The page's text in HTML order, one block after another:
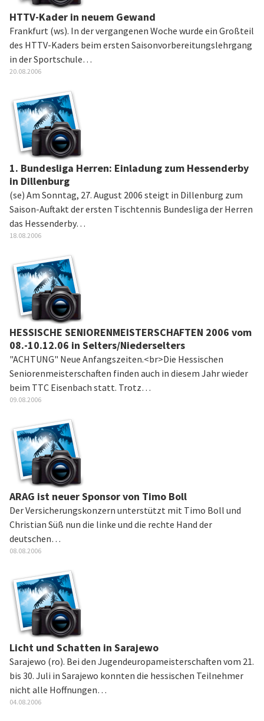
HTTV-Kader in neuem Gewand
Frankfurt (ws). In der vergangenen Woche wurde ein Großteil
des HTTV-Kaders beim ersten Saisonvorbereitungslehrgang
in der Sportschule…
20.08.2006
1. Bundesliga Herren: Einladung zum Hessenderby
in Dillenburg
(se) Am Sonntag, 27. August 2006 steigt in Dillenburg zum
Saison-Auftakt der ersten Tischtennis Bundesliga der Herren
das Hessenderby…
18.08.2006
HESSISCHE SENIORENMEISTERSCHAFTEN 2006 vom
08.-10.12.06 in Selters/Niederselters
"ACHTUNG" Neue Anfangszeiten.<br>Die Hessischen
Seniorenmeisterschaften finden auch in diesem Jahr wieder
beim TTC Eisenbach statt. Trotz…
09.08.2006
ARAG ist neuer Sponsor von Timo Boll
Der Versicherungskonzern unterstützt mit Timo Boll und
Christian Süß nun die linke und die rechte Hand der
deutschen…
08.08.2006
Licht und Schatten in Sarajewo
Sarajewo (ro). Bei den Jugendeuropameisterschaften vom 21.
bis 30. Juli in Sarajewo konnten die hessischen Teilnehmer
nicht alle Hoffnungen…
04.08.2006